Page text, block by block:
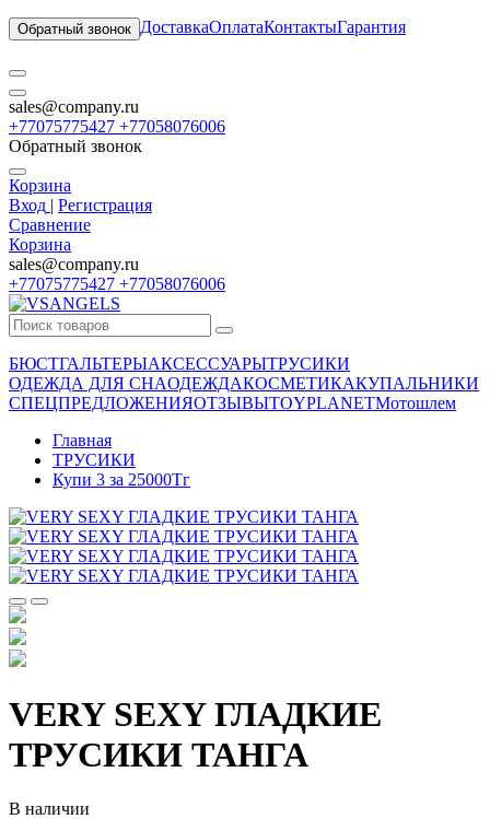
Обратный звонок ДоставкаОплатаКонтактыГарантия
sales@company.ru
+77075775427 +77058076006
Обратный звонок
Корзина
Вход | Регистрация
Сравнение
Корзина
sales@company.ru
+77075775427 +77058076006
БЮСТГАЛЬТЕРЫАКСЕССУАРЫТРУСИКИ
ОДЕЖДА ДЛЯ СНАОДЕЖДАКОСМЕТИКАКУПАЛЬНИКИ
СПЕЦПРЕДЛОЖЕНИЯОТЗЫВЫTOYPLANETМотошлем
Главная
ТРУСИКИ
Купи 3 за 25000Тг
VERY SEXY ГЛАДКИЕ
ТРУСИКИ ТАНГА
В наличии